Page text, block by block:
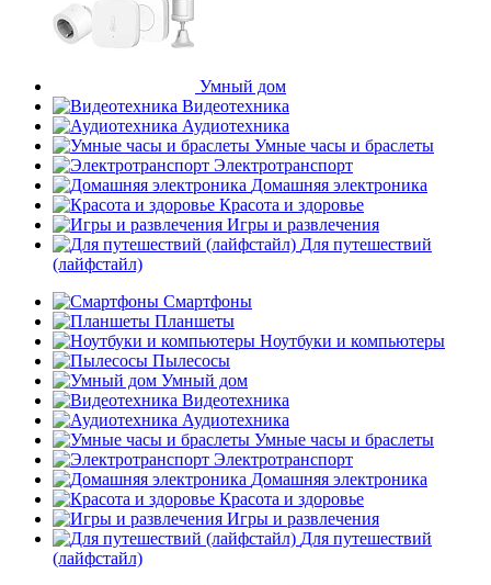
Умный дом
Видеотехника
Аудиотехника
Умные часы и браслеты
Электротранспорт
Домашняя электроника
Красота и здоровье
Игры и развлечения
Для путешествий
(лайфстайл)
Смартфоны
Планшеты
Ноутбуки и компьютеры
Пылесосы
Умный дом
Видеотехника
Аудиотехника
Умные часы и браслеты
Электротранспорт
Домашняя электроника
Красота и здоровье
Игры и развлечения
Для путешествий
(лайфстайл)
раз в 2 недели